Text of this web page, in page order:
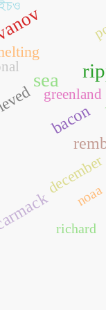
sea
bacon
december
greenland
noaa
richard